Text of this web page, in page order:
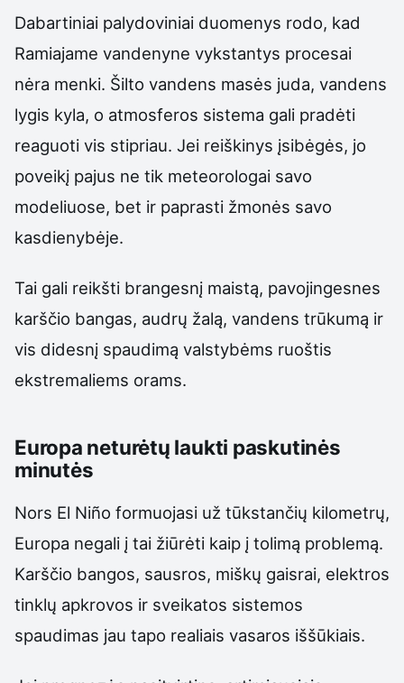
Dabartiniai palydoviniai duomenys rodo, kad
Ramiajame vandenyne vykstantys procesai
nėra menki. Šilto vandens masės juda, vandens
lygis kyla, o atmosferos sistema gali pradėti
reaguoti vis stipriau. Jei reiškinys įsibėgės, jo
poveikį pajus ne tik meteorologai savo
modeliuose, bet ir paprasti žmonės savo
kasdienybėje.
Tai gali reikšti brangesnį maistą, pavojingesnes
karščio bangas, audrų žalą, vandens trūkumą ir
vis didesnį spaudimą valstybėms ruoštis
ekstremaliems orams.
Europa neturėtų laukti paskutinės
minutės
Nors El Niño formuojasi už tūkstančių kilometrų,
Europa negali į tai žiūrėti kaip į tolimą problemą.
Karščio bangos, sausros, miškų gaisrai, elektros
tinklų apkrovos ir sveikatos sistemos
spaudimas jau tapo realiais vasaros iššūkiais.